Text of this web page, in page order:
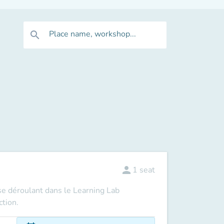
search Place name, workshop...
déroulant dans le Learning Lab
person 1 seat